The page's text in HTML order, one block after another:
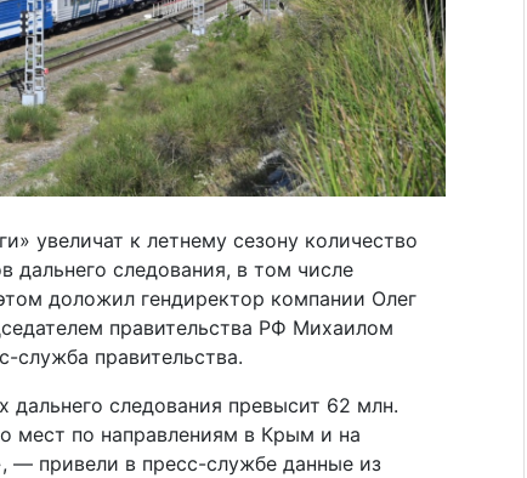
увеличат к летнему сезону количество
дальнего следования, в том числе
доложил гендиректор компании Олег
правительства РФ Михаилом
служба правительства.
дальнего следования превысит 62 млн.
мест по направлениям в Крым и на
— привели в пресс-службе данные из